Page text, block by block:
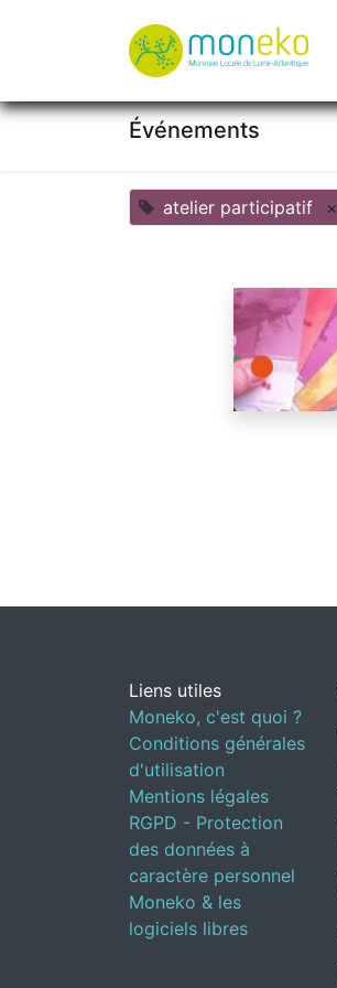
Événements
atelier participatif ×
Liens utiles
Moneko, c'est quoi ?
Conditions générales
d'utilisation
Mentions légales
RGPD - Protection
des données à
caractère personnel
Moneko & les
logiciels libres